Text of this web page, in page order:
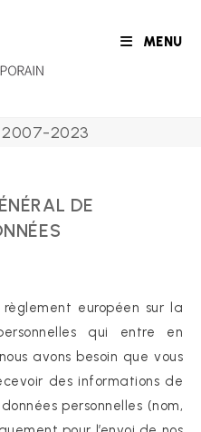
MENU
2023
DE
européen sur la
qui entre en
avons besoin que vous
des informations de
personnelles (nom,